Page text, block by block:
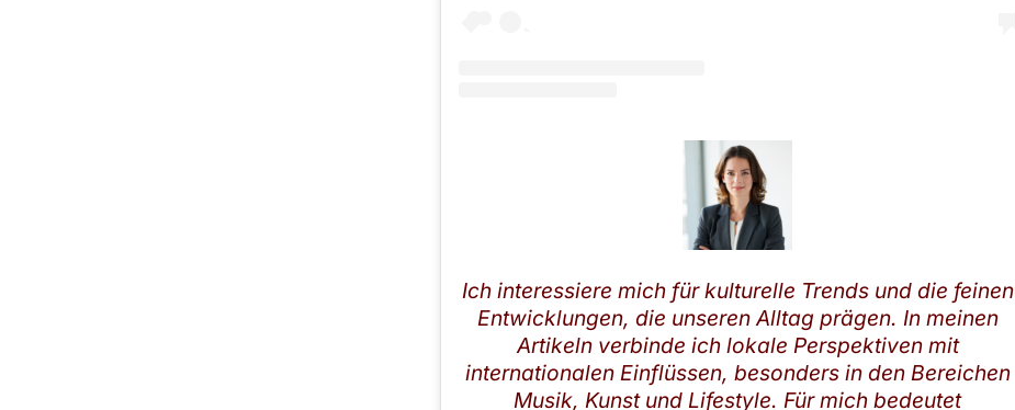
Ich interessiere mich für kulturelle Trends und die feinen
Entwicklungen, die unseren Alltag prägen. In meinen
Artikeln verbinde ich lokale Perspektiven mit
internationalen Einflüssen, besonders in den Bereichen
Musik, Kunst und Lifestyle. Für mich bedeutet